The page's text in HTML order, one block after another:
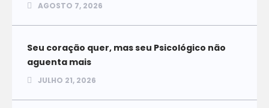
AGOSTO 7, 2026
Seu coração quer, mas seu Psicológico não
aguenta mais
JULHO 21, 2026